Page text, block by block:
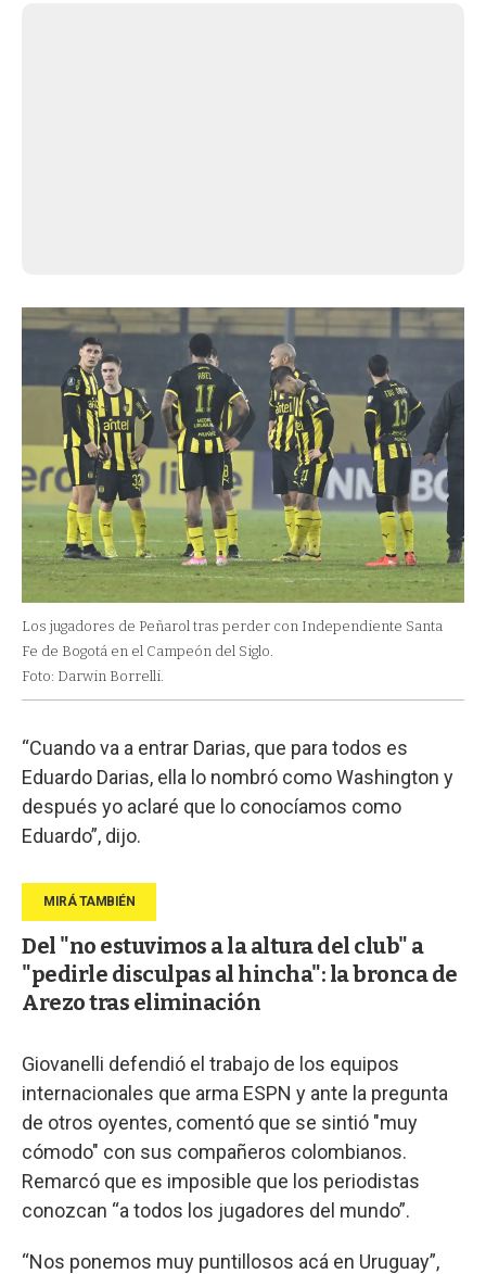
Los jugadores de Peñarol tras perder con Independiente Santa
Fe de Bogotá en el Campeón del Siglo.
Foto: Darwin Borrelli.
“Cuando va a entrar Darias, que para todos es
Eduardo Darias, ella lo nombró como Washington y
después yo aclaré que lo conocíamos como
Eduardo”, dijo.
Del "no estuvimos a la altura del club" a
"pedirle disculpas al hincha": la bronca de
Arezo tras eliminación
Giovanelli defendió el trabajo de los equipos
internacionales que arma ESPN y ante la pregunta
de otros oyentes, comentó que se sintió "muy
cómodo" con sus compañeros colombianos.
Remarcó que es imposible que los periodistas
conozcan “a todos los jugadores del mundo”.
“Nos ponemos muy puntillosos acá en Uruguay”,